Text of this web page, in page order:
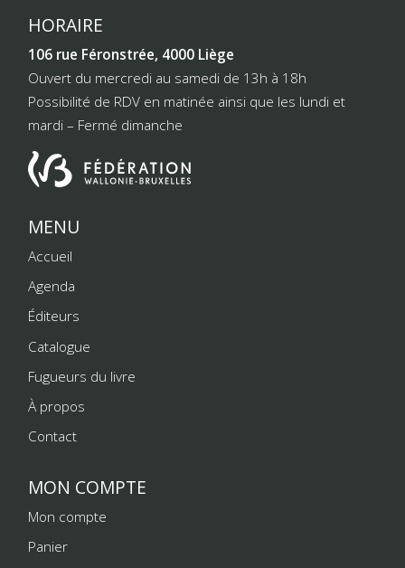
HORAIRE
106 rue Féronstrée, 4000 Liège
Ouvert du mercredi au samedi de 13h à 18h
Possibilité de RDV en matinée ainsi que les lundi et
mardi – Fermé dimanche
MENU
Accueil
Agenda
Éditeurs
Catalogue
Fugueurs du livre
À propos
Contact
MON COMPTE
Mon compte
Panier